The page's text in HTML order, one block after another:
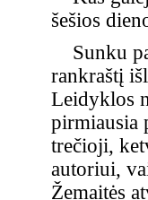
šešios
Sunku
rankraštį
Leidyklos
pirmiausia
trečioji,
autoriui,
Žemaitės